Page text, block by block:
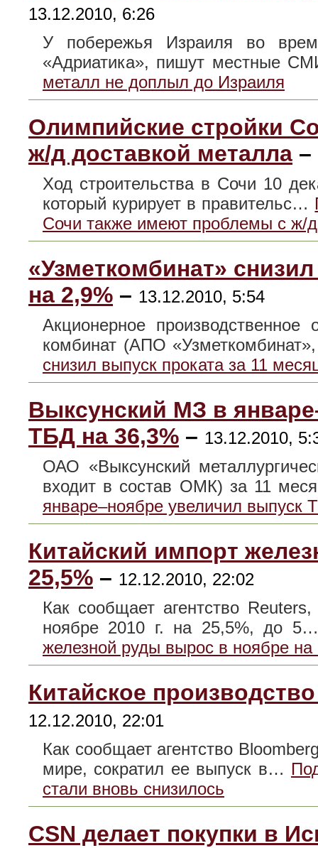
13.12.2010, 6:26
У побережья Израиля во
«Адриатика», пишут
металл не доплыл до Израиля
Олимпийские стройки
ж/д доставкой металла –
Ход строительства в Сочи 10
который курирует в правительс…
Сочи также имеют проблемы с ж/
«Узметкомбинат»
на 2,9% – 13.12.2010, 5:54
Акционерное производственное
комбинат (АПО
снизил выпуск проката за 11
Выксунский МЗ в
ТБД на 36,3% – 13.12.2010,
ОАО «Выксунский
входит в состав ОМК) за 11
январе–ноябре увеличил выпуск
Китайский импорт
25,5% – 12.12.2010, 22:02
Как сообщает агентство
ноябре 2010 г. на 25,5%, до
железной руды вырос в ноябре на
Китайское
12.12.2010, 22:01
Как сообщает агентство
мире, сократил ее выпуск в…
стали вновь снизилось
CSN делает покупки в